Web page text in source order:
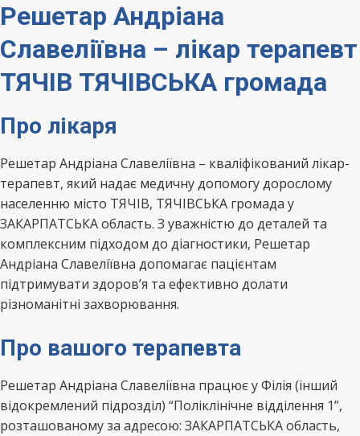
Решетар Андріана
Славеліївна – лікар терапевт
ТЯЧІВ ТЯЧІВСЬКА громада
Про лікаря
Решетар Андріана Славеліївна – кваліфікований лікар-
терапевт, який надає медичну допомогу дорослому
населенню місто ТЯЧІВ, ТЯЧІВСЬКА громада у
ЗАКАРПАТСЬКА область. З уважністю до деталей та
комплексним підходом до діагностики, Решетар
Андріана Славеліївна допомагає пацієнтам
підтримувати здоров’я та ефективно долати
різноманітні захворювання.
Про вашого терапевта
Решетар Андріана Славеліївна працює у Філія (інший
відокремлений підрозділ) “Поліклінічне відділення 1”,
розташованому за адресою: ЗАКАРПАТСЬКА область,